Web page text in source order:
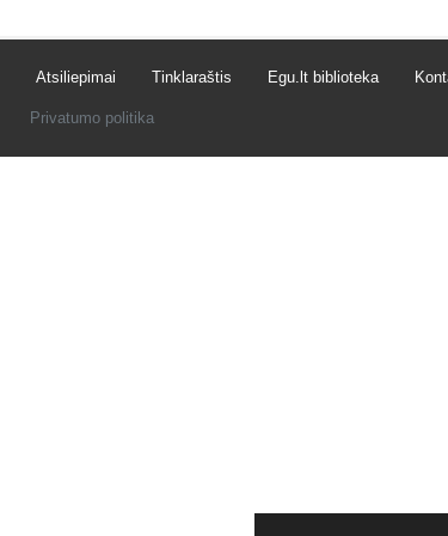
Atsiliepimai Tinklaraštis Egu.lt biblioteka
Privatumo politika